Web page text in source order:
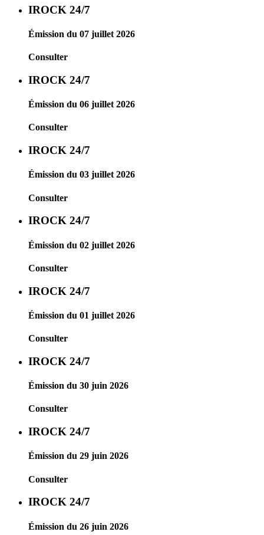
IROCK 24/7
Émission du 07 juillet 2026
Consulter
IROCK 24/7
Émission du 06 juillet 2026
Consulter
IROCK 24/7
Émission du 03 juillet 2026
Consulter
IROCK 24/7
Émission du 02 juillet 2026
Consulter
IROCK 24/7
Émission du 01 juillet 2026
Consulter
IROCK 24/7
Émission du 30 juin 2026
Consulter
IROCK 24/7
Émission du 29 juin 2026
Consulter
IROCK 24/7
Émission du 26 juin 2026